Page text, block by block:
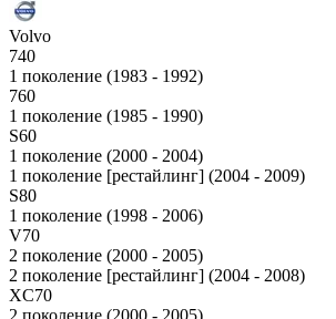
Volvo
740
1 поколение (1983 - 1992)
760
1 поколение (1985 - 1990)
S60
1 поколение (2000 - 2004)
1 поколение [рестайлинг] (2004 - 2009)
S80
1 поколение (1998 - 2006)
V70
2 поколение (2000 - 2005)
2 поколение [рестайлинг] (2004 - 2008)
XC70
2 поколение (2000 - 2005)